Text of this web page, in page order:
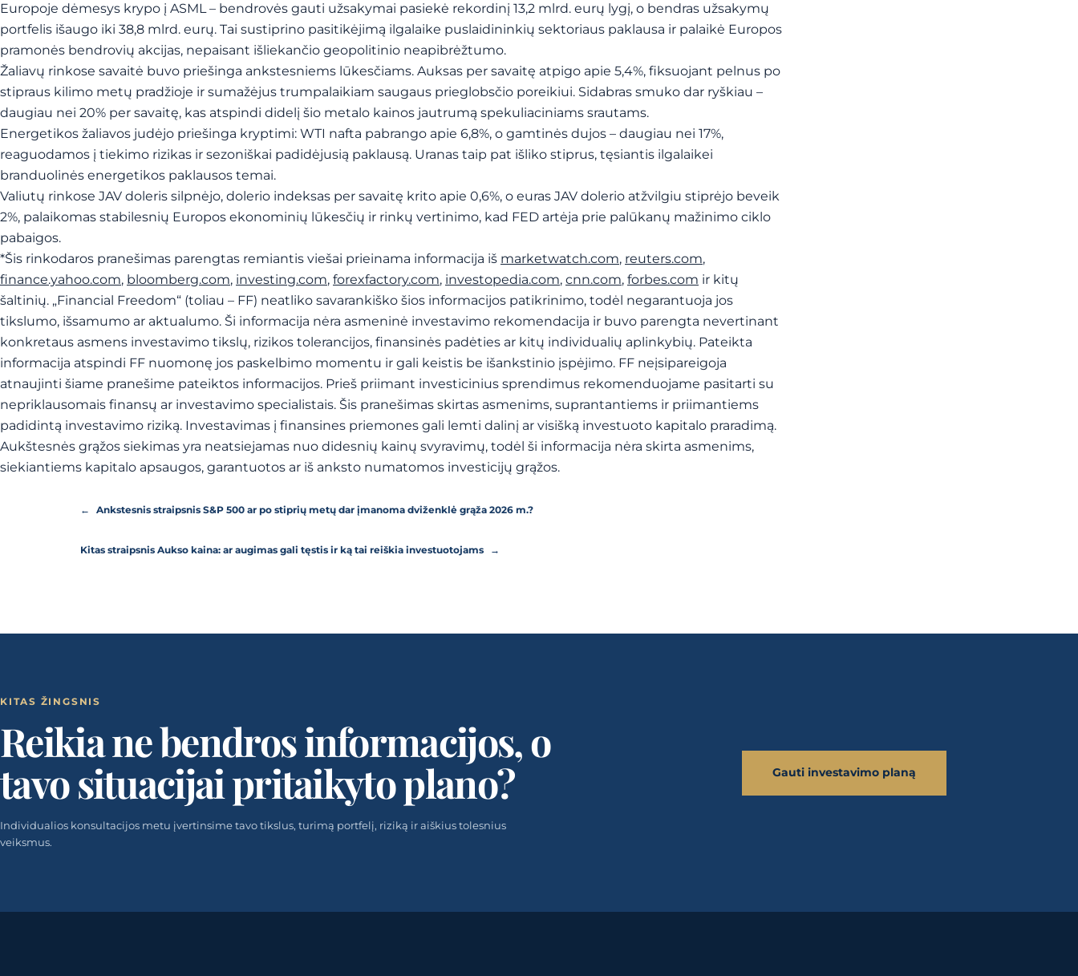
Europoje dėmesys krypo į ASML – bendrovės gauti užsakymai pasiekė rekordinį 13,2 mlrd. eurų lygį, o bendras užsakymų
portfelis išaugo iki 38,8 mlrd. eurų. Tai sustiprino pasitikėjimą ilgalaike puslaidininkių sektoriaus paklausa ir palaikė Europos
pramonės bendrovių akcijas, nepaisant išliekančio geopolitinio neapibrėžtumo.
Žaliavų rinkose savaitė buvo priešinga ankstesniems lūkesčiams. Auksas per savaitę atpigo apie 5,4%, fiksuojant pelnus po
stipraus kilimo metų pradžioje ir sumažėjus trumpalaikiam saugaus prieglobsčio poreikiui. Sidabras smuko dar ryškiau –
daugiau nei 20% per savaitę, kas atspindi didelį šio metalo kainos jautrumą spekuliaciniams srautams.
Energetikos žaliavos judėjo priešinga kryptimi: WTI nafta pabrango apie 6,8%, o gamtinės dujos – daugiau nei 17%,
reaguodamos į tiekimo rizikas ir sezoniškai padidėjusią paklausą. Uranas taip pat išliko stiprus, tęsiantis ilgalaikei
branduolinės energetikos paklausos temai.
Valiutų rinkose JAV doleris silpnėjo, dolerio indeksas per savaitę krito apie 0,6%, o euras JAV dolerio atžvilgiu stiprėjo beveik
2%, palaikomas stabilesnių Europos ekonominių lūkesčių ir rinkų vertinimo, kad FED artėja prie palūkanų mažinimo ciklo
pabaigos.
*Šis rinkodaros pranešimas parengtas remiantis viešai prieinama informacija iš marketwatch.com, reuters.com,
finance.yahoo.com, bloomberg.com, investing.com, forexfactory.com, investopedia.com, cnn.com, forbes.com ir kitų
šaltinių. „Financial Freedom“ (toliau – FF) neatliko savarankiško šios informacijos patikrinimo, todėl negarantuoja jos
tikslumo, išsamumo ar aktualumo. Ši informacija nėra asmeninė investavimo rekomendacija ir buvo parengta nevertinant
konkretaus asmens investavimo tikslų, rizikos tolerancijos, finansinės padėties ar kitų individualių aplinkybių. Pateikta
informacija atspindi FF nuomonę jos paskelbimo momentu ir gali keistis be išankstinio įspėjimo. FF neįsipareigoja
atnaujinti šiame pranešime pateiktos informacijos. Prieš priimant investicinius sprendimus rekomenduojame pasitarti su
nepriklausomais finansų ar investavimo specialistais. Šis pranešimas skirtas asmenims, suprantantiems ir priimantiems
padidintą investavimo riziką. Investavimas į finansines priemones gali lemti dalinį ar visišką investuoto kapitalo praradimą.
Aukštesnės grąžos siekimas yra neatsiejamas nuo didesnių kainų svyravimų, todėl ši informacija nėra skirta asmenims,
siekiantiems kapitalo apsaugos, garantuotos ar iš anksto numatomos investicijų grąžos.
← Ankstesnis straipsnis S&P 500 ar po stiprių metų dar įmanoma dviženklė grąža 2026 m.?
Kitas straipsnis Aukso kaina: ar augimas gali tęstis ir ką tai reiškia investuotojams →
KITAS ŽINGSNIS
Reikia ne bendros informacijos, o
tavo situacijai pritaikyto plano?
Individualios konsultacijos metu įvertinsime tavo tikslus, turimą portfelį, riziką ir aiškius tolesnius
veiksmus.
Gauti investavimo planą